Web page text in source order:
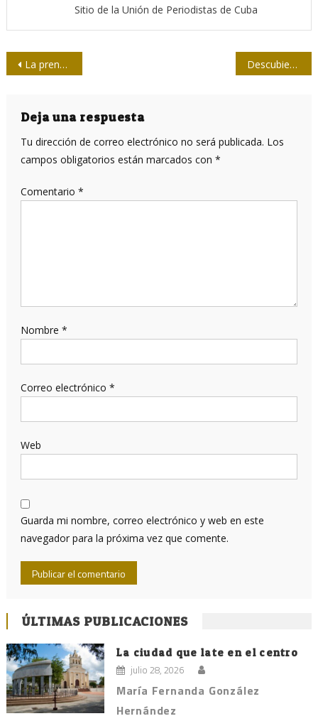
Sitio de la Unión de Periodistas de Cuba
Navegación
entradas
La prensa que no ve ni siente a Cuba Descubierta en Suecia una nueva subvariante de ómicron
Deja una respuesta
Tu dirección de correo electrónico no será publicada. Los
campos obligatorios están marcados con *
Comentario *
Nombre *
Correo electrónico *
Web
Guarda mi nombre, correo electrónico y web en este
navegador para la próxima vez que comente.
ÚLTIMAS PUBLICACIONES
La ciudad que late en el centro
julio 28, 2026
María Fernanda González
Hernández